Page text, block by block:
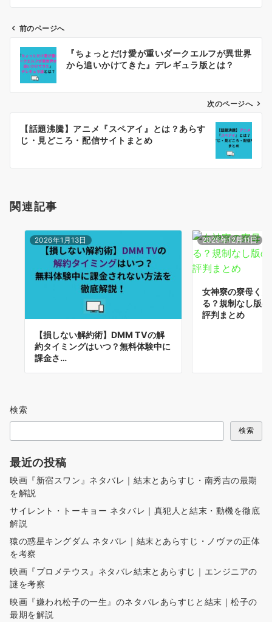
ビ
ン
前のページへ
『ちょっとだけ愛が重いダークエルフが異世界
から追いかけてきた』デレギュラ版とは？
次のページへ
【話題沸騰】アニメ『スペアイ』とは？あらす
じ・見どころ・配信サイトまとめ
関連記事
2026年1月13日
【損しない解約術】DMM TVの解
約タイミングはいつ？無料体験中に
課金さ…
2025年12月11日
女神寮の寮母く
る？規制なし版
評判まとめ
検索
検索
最近の投稿
映画『新宿スワン』ネタバレ｜結末とあらすじ・南秀吉の最期
を解説
サイレント・トーキョー ネタバレ｜真犯人と結末・動機を徹底
解説
猿の惑星キングダム ネタバレ｜結末とあらすじ・ノヴァの正体
を考察
映画『プロメテウス』ネタバレ結末とあらすじ｜エンジニアの
謎を考察
映画『嫌われ松子の一生』のネタバレあらすじと結末｜松子の
最期を解説